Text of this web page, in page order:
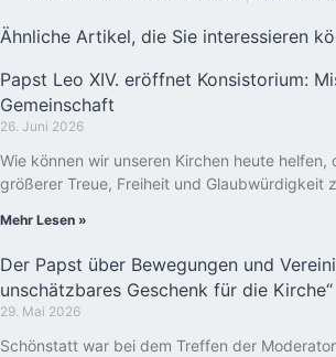
Ähnliche Artikel, die Sie interessieren
Papst Leo XIV. eröffnet Konsistorium:
Gemeinschaft
26. Juni 2026
Wie können wir unseren Kirchen heute helfen,
größerer Treue, Freiheit und Glaubwürdigkeit
Mehr Lesen »
Der Papst über Bewegungen und
unschätzbares Geschenk für die Kirche“
29. Mai 2026
Schönstatt war bei dem Treffen der